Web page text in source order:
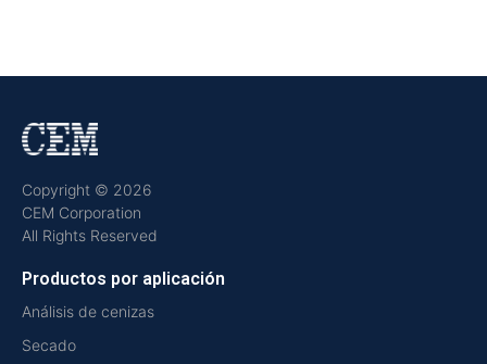
Copyright © 2026
CEM Corporation
All Rights Reserved
Productos por aplicación
Análisis de cenizas
Secado